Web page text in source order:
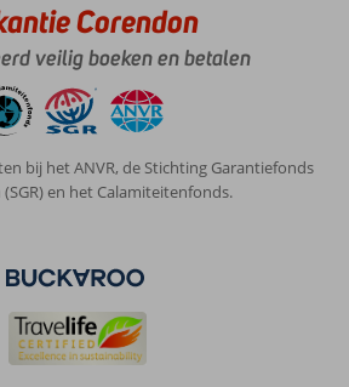
Corendon
veilig boeken en betalen
bij het ANVR, de Stichting Garantiefonds
(SGR) en het Calamiteitenfonds.